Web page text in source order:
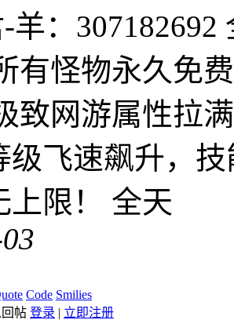
羊：
有怪物永久免
致网游属性拉
级飞速飙升，
上限！ 全天
Code Smilies
帖 登录 | 立即注册